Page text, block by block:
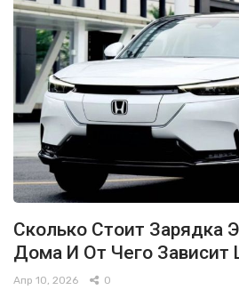
Сколько Стоит Зарядка
Дома И От Чего Зависит
Апр 10, 2026 0